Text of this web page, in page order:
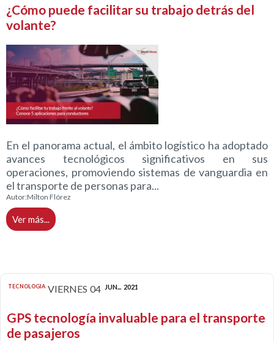
¿Cómo puede facilitar su trabajo detrás del
volante?
En el panorama actual, el ámbito logístico ha adoptado
avances tecnológicos significativos en sus
operaciones, promoviendo sistemas de vanguardia en
el transporte de personas para...
Autor:Milton Flórez
Ver más...
TECNOLOGIA VIERNES 04 JUN... 2021
GPS tecnología invaluable para el transporte
de pasajeros